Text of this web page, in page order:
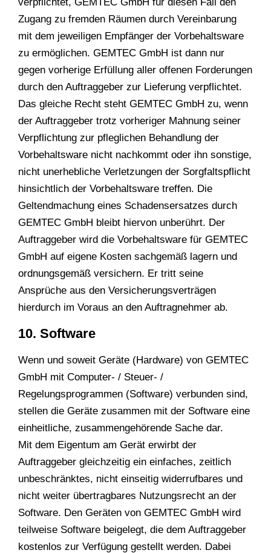
Zugang zu fremden Räumen durch Vereinbarung
mit dem jeweiligen Empfänger der Vorbehaltsware
zu ermöglichen. GEMTEC GmbH ist dann nur
gegen vorherige Erfüllung aller offenen Forderungen
durch den Auftraggeber zur Lieferung verpflichtet.
Das gleiche Recht steht GEMTEC GmbH zu, wenn
der Auftraggeber trotz vorheriger Mahnung seiner
Verpflichtung zur pfleglichen Behandlung der
Vorbehaltsware nicht nachkommt oder ihn sonstige,
nicht unerhebliche Verletzungen der Sorgfaltspflicht
hinsichtlich der Vorbehaltsware treffen. Die
Geltendmachung eines Schadensersatzes durch
GEMTEC GmbH bleibt hiervon unberührt. Der
Auftraggeber wird die Vorbehaltsware für GEMTEC
GmbH auf eigene Kosten sachgemäß lagern und
ordnungsgemäß versichern. Er tritt seine
Ansprüche aus den Versicherungsverträgen
hierdurch im Voraus an den Auftragnehmer ab.
10. Software
Wenn und soweit Geräte (Hardware) von GEMTEC
GmbH mit Computer- / Steuer- /
Regelungsprogrammen (Software) verbunden sind,
stellen die Geräte zusammen mit der Software eine
einheitliche, zusammengehörende Sache dar.
Mit dem Eigentum am Gerät erwirbt der
Auftraggeber gleichzeitig ein einfaches, zeitlich
unbeschränktes, nicht einseitig widerrufbares und
nicht weiter übertragbares Nutzungsrecht an der
Software. Den Geräten von GEMTEC GmbH wird
teilweise Software beigelegt, die dem Auftraggeber
kostenlos zur Verfügung gestellt werden. Dabei